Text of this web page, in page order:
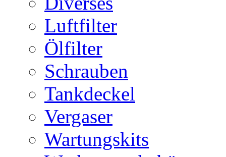
Luftfilter
Ölfilter
Schrauben
Tankdeckel
Vergaser
Wartungskits